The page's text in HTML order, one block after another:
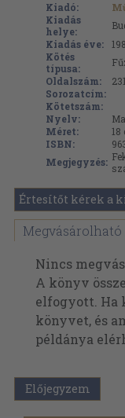
Kiadó:
Kiadás
helye:
Kiadás éve:
Kötés
típusa:
Oldalszám:
231
Sorozatcím:
Kötetszám:
Nyelv:
Méret:
18
ISBN:
Megjegyzés:
Értesítőt kérek a
Nincs
A könyv
elfogyott. Ha
könyvet, és
példánya
Előjegyzem